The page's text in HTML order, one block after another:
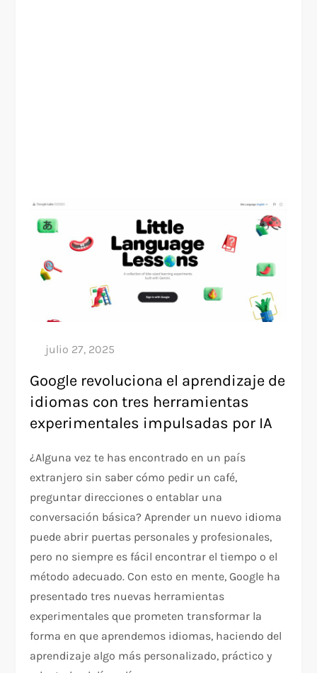
Google revoluciona el aprendizaje de
idiomas con tres herramientas
experimentales impulsadas por IA
¿Alguna vez te has encontrado en un país
extranjero sin saber cómo pedir un café,
preguntar direcciones o entablar una
conversación básica? Aprender un nuevo idioma
puede abrir puertas personales y profesionales,
pero no siempre es fácil encontrar el tiempo o el
método adecuado. Con esto en mente, Google ha
presentado tres nuevas herramientas
experimentales que prometen transformar la
forma en que aprendemos idiomas, haciendo del
aprendizaje algo más personalizado, práctico y